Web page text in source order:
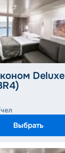
Deluxe
Выбрать